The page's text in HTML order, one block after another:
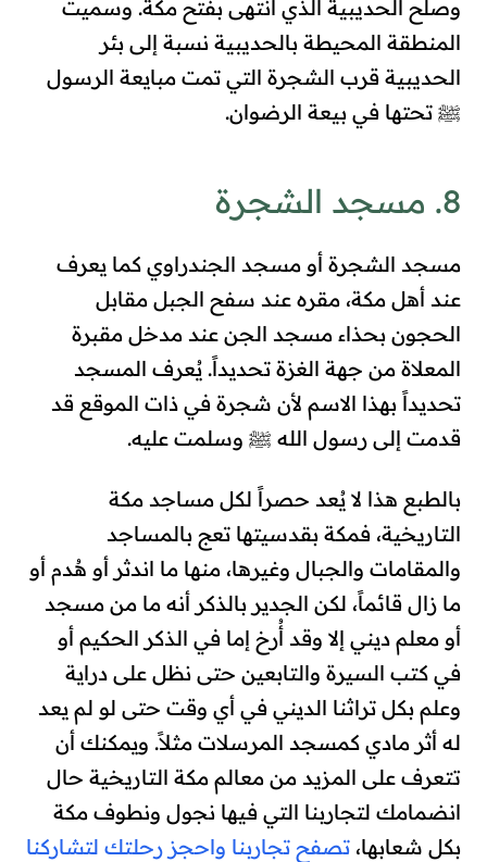
وصلح الحديبية الذي انتهى بفتح مكة. وسميت
المنطقة المحيطة بالحديبية نسبة إلى بئر
الحديبية قرب الشجرة التي تمت مبايعة الرسول
ﷺ تحتها في بيعة الرضوان.
8. مسجد الشجرة
مسجد الشجرة أو مسجد الجندراوي كما يعرف
عند أهل مكة، مقره عند سفح الجبل مقابل
الحجون بحذاء مسجد الجن عند مدخل مقبرة
المعلاة من جهة الغزة تحديداً. يُعرف المسجد
تحديداً بهذا الاسم لأن شجرة في ذات الموقع قد
قدمت إلى رسول الله ﷺ وسلمت عليه.
بالطبع هذا لا يُعد حصراً لكل مساجد مكة
التاريخية، فمكة بقدسيتها تعج بالمساجد
والمقامات والجبال وغيرها، منها ما اندثر أو هُدم أو
ما زال قائماً، لكن الجدير بالذكر أنه ما من مسجد
أو معلم ديني إلا وقد أُرخ إما في الذكر الحكيم أو
في كتب السيرة والتابعين حتى نظل على دراية
وعلم بكل تراثنا الديني في أي وقت حتى لو لم يعد
له أثر مادي كمسجد المرسلات مثلاً. ويمكنك أن
تتعرف على المزيد من معالم مكة التاريخية حال
انضمامك لتجاربنا التي فيها نجول ونطوف مكة
بكل شعابها، تصفح تجاربنا واحجز رحلتك لتشاركنا